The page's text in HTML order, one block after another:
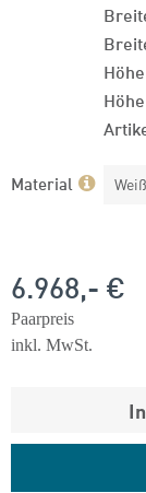
Material
6.968,- €
Paarpreis
inkl. MwSt.